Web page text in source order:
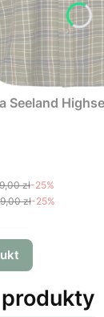
Seeland
zł-25%
zł-25%